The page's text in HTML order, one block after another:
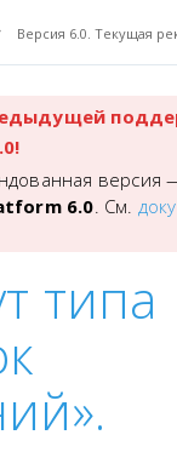
версия
6.0. См.
типа